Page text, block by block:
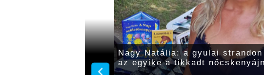
Nagy Natália: a gyulai
az egyike a tikkadt